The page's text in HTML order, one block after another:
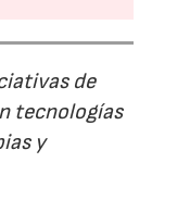
de
tecnologías
y